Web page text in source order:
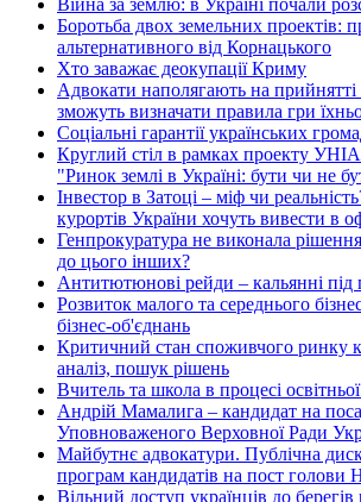
Боротьба двох земельних проектів:
альтернативного від Корнацького
Хто заважає деокупації Криму
Адвокати наполягають на прийнятті
зможуть визначати правила гри
Соціальні гарантії українських
Круглий стіл в рамках проекту
"Ринок землі в Україні: бути чи не
Інвестор в Затоці – міф чи
курортів України хочуть вивести в
Генпрокуратура не виконала
до цього інших?
Антитютюнові рейди – кальянні під
Розвиток малого та середнього
бізнес-об'єднань
Критичний стан споживчого ринку
аналіз, пошук рішень
Вчитель та школа в процесі
Андрій Мамалига – кандидат на
Уповноваженого Верховної Ради
Майбутнє адвокатури. Публічна
програм кандидатів на пост
Вільний доступ українців до